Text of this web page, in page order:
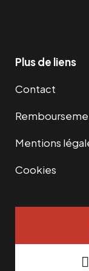
Plus de liens
Contact
Mentions
Cookies